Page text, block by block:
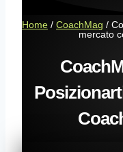
Home / CoachMag /
mercato